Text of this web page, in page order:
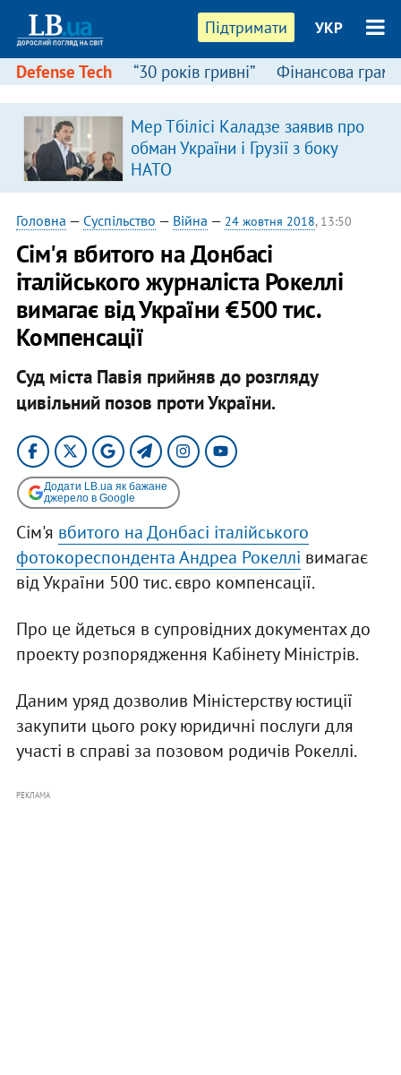
Підтримати УКР
Defense Tech “30 років гривні” Фінансова
Мер Тбілісі Каладзе заявив про
обман України і Грузії з боку
НАТО
Головна — Суспільство — Війна — 24 жовтня 2018, 13:50
Сім'я вбитого на Донбасі
італійського журналіста Рокеллі
вимагає від України €500 тис.
Компенсації
Суд міста Павія прийняв до розгляду
цивільний позов проти України.
Додати LB.ua як бажане
джерело в Google
Сім'я вбитого на Донбасі італійського
фотокореспондента Андреа Рокеллі вимагає
від України 500 тис. євро компенсації.
Про це йдеться в супровідних документах до
проекту розпорядження Кабінету Міністрів.
Даним уряд дозволив Міністерству юстиції
закупити цього року юридичні послуги для
участі в справі за позовом родичів Рокеллі.
РЕКЛАМА